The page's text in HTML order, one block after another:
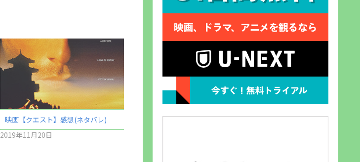
映画【クエスト】感想(ネタバレ)
2019年11月20日